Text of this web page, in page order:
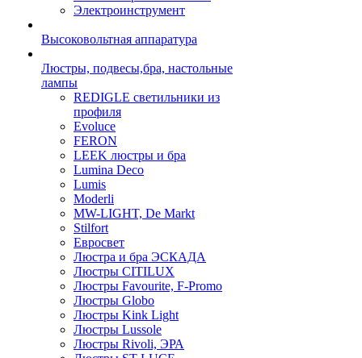
Электроинструмент
Высоковольтная аппаратура
Люстры, подвесы,бра, настольные
лампы
REDIGLE светильники из
профиля
Evoluce
FERON
LEEK люстры и бра
Lumina Deco
Lumis
Moderli
MW-LIGHT, De Markt
Stilfort
Евросвет
Люстра и бра ЭСКАДА
Люстры CITILUX
Люстры Favourite, F-Promo
Люстры Globo
Люстры Kink Light
Люстры Lussole
Люстры Rivoli, ЭРА